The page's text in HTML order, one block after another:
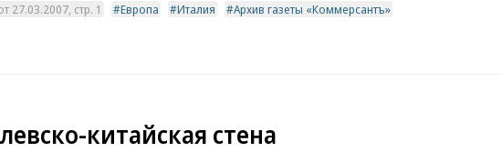
27.03.2007, стр. 1 Европа Италия Архив газеты «Коммерсантъ»
китайская стена